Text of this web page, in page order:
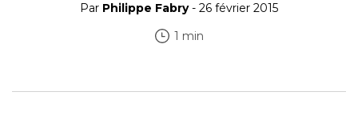
Par Philippe Fabry- 26 février 2015
1 min